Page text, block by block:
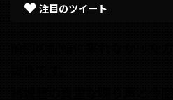
注目のツイート